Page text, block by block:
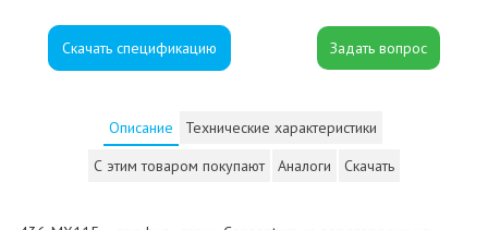
Скачать спецификацию
Описание
Технические характеристики
С этим товаром покупают
Аналоги Скачать